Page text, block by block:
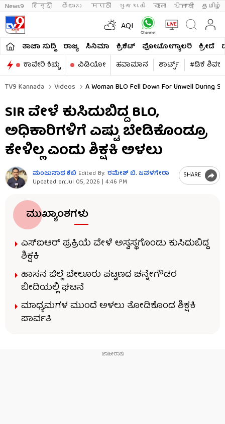
News9 हिन्दी తెలుగు मराठी ગુજરાતી বাংলা ਪੰਜਾਬੀ தமிழ்
AQI
ತಾಜಾ ಸುದ್ದಿ ರಾಜ್ಯ ಸಿನಿಮಾ ಕ್ರಿಕೆಟ್​ ಫೋಟೋಗ್ಯಾಲರಿ ಕ್ರೀಡೆ
ಕಾವೇರಿ ಕಿಚ್ಚು
ವಿಡಿಯೋ ಹವಾಮಾನ ಶಾರ್ಟ್ಸ್​
#ಡಿಕೆ
TV9 Kannada
Videos A Woman BLO Fell Down For Unwell During
SIR ವೇಳೆ ಕುಸಿದುಬಿದ್ದ BLO,
ಅಧಿಕಾರಿಗಳಿಗೆ ಎಷ್ಟು ಬೇಡಿಕೊಂಡ್ರೂ
ಕೇಳಿಲ್ಲ ಎಂದು ಶಿಕ್ಷಕಿ ಅಳಲು
ಮಂಜುನಾಥ ಕೆಬಿ Edited By: ರಮೇಶ್ ಬಿ. ಜವಳಗೇರಾ
Updated on:Jul 05, 2026 | 4:46 PM
SHARE
ಮುಖ್ಯಾಂಶಗಳು
ಎಸ್​​ಐಆರ್​​ ಪ್ರಕ್ರಿಯೆ ವೇಳೆ ಅಸ್ವಸ್ಥಗೊಂಡು ಕುಸಿದುಬಿದ್ದ
ಶಿಕ್ಷಕಿ
ಹಾಸನ ಜಿಲ್ಲೆ ಬೇಲೂರು ಪಟ್ಟಣದ ಚನ್ನೇಗೌಡರ
ಬೀದಿಯಲ್ಲಿ ಘಟನೆ
ಮಾಧ್ಯಮಗಳ ಮುಂದೆ ಅಳಲು ತೋಡಿಕೊಂಡ ಶಿಕ್ಷಕಿ
ಪಾರ್ವತಿ